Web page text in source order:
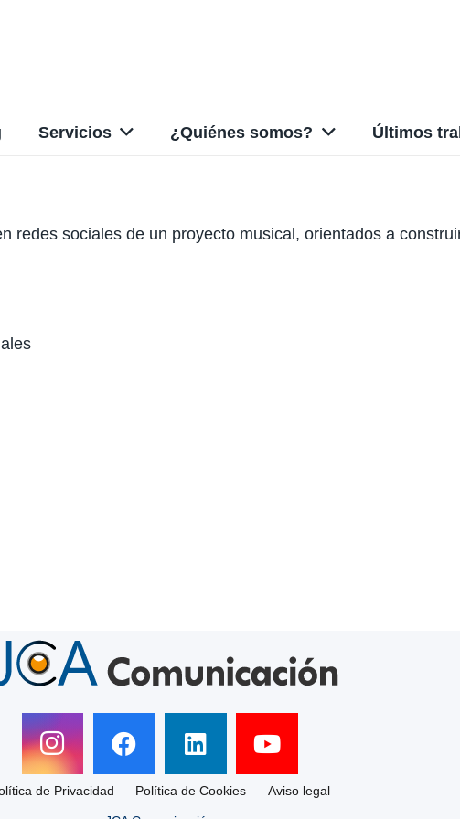
Servicios ¿Quiénes somos? Últimos
redes sociales de un proyecto musical, orientados a
de Privacidad Política de Cookies Aviso legal